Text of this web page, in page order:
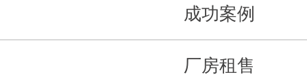
成功案例
厂房租售